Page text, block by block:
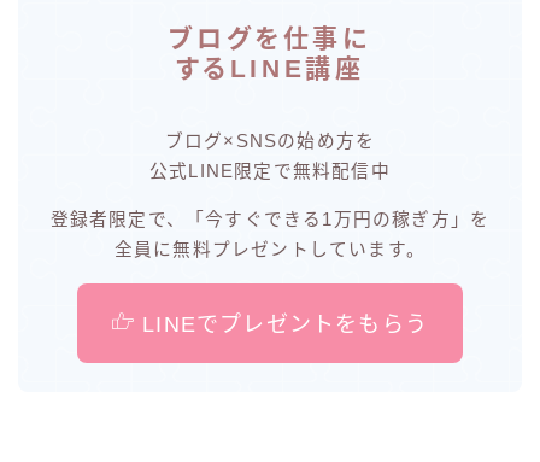
ブログを仕事に
するLINE講座
ブログ×SNSの始め方を
公式LINE限定で無料配信中
登録者限定で、「今すぐできる1万円の稼ぎ方」を
全員に無料プレゼントしています。
LINEでプレゼントをもらう